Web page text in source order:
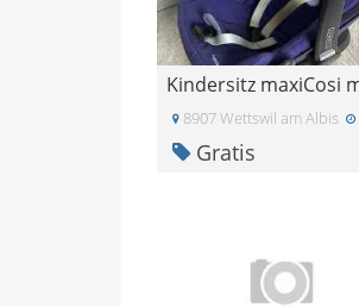
8907 Wettswil am Albis
Gratis